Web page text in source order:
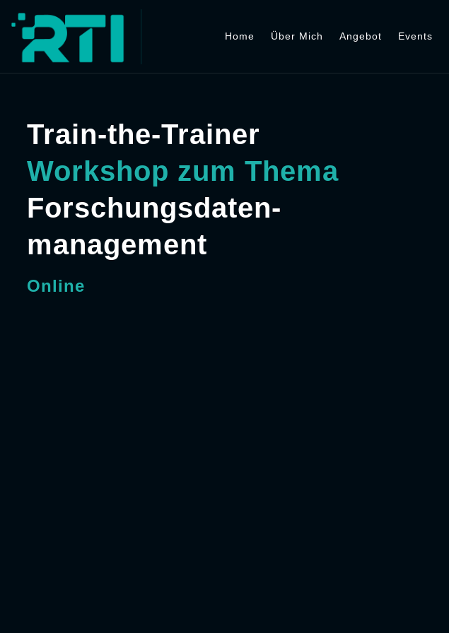
Home Über Mich Angebot Events
Train-the-Trainer
Workshop zum Thema
Forschungsdaten-
management
Online